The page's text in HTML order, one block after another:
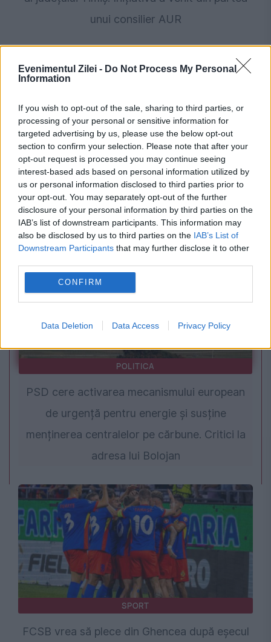
Evenimentul Zilei - Do Not Process My Personal
Information
If you wish to opt-out of the sale, sharing to third parties, or
processing of your personal or sensitive information for
targeted advertising by us, please use the below opt-out
section to confirm your selection. Please note that after your
opt-out request is processed you may continue seeing
interest-based ads based on personal information utilized by
us or personal information disclosed to third parties prior to
your opt-out. You may separately opt-out of the further
disclosure of your personal information by third parties on the
IAB’s list of downstream participants. This information may
also be disclosed by us to third parties on the IAB’s List of
Downstream Participants that may further disclose it to other
CONFIRM
Data Deletion Data Access Privacy Policy
unui consilier AUR
SPORT
Meci întrerupt din cauza unui roi de albine.
Jucătorii s-au aruncat la pământ
POLITICA
PSD cere activarea mecanismului european
de urgență pentru energie și susține
menținerea centralelor pe cărbune. Critici la
adresa lui Bolojan
SPORT
FCSB vrea să plece din Ghencea după eșecul